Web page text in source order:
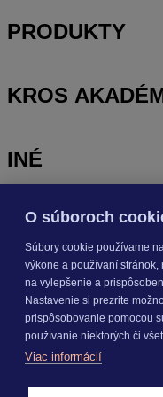
PRODUKTY
KROS
INÉ
O súboroch
Súbory cookie používame
výkone a používaní
na vylepšenie a
Nastavenie si prezrite
prispôsobovanie pomocou
používanie niektorých či
Viac informácií